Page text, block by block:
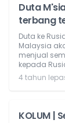
Duta
terbang
Duta ke
Malaysia
menjual
kepada
4 tahun
KOLUM |